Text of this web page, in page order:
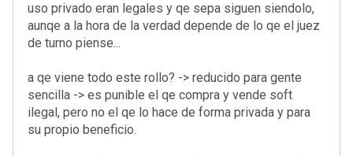
uso privado eran legales y qe sepa siguen siendolo,
aunqe a la hora de la verdad depende de lo qe el juez
de turno piense...
a qe viene todo este rollo? -> reducido para gente
sencilla -> es punible el qe compra y vende soft
ilegal, pero no el qe lo hace de forma privada y para
su propio beneficio.